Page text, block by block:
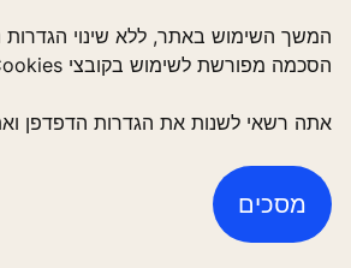
המשך השימוש באתר, ללא שינוי הגדרות
הסכמה מפורשת לשימוש בקובצי Cookies.
אתה רשאי לשנות את הגדרות הדפדפן
מסכים
Follow us
פתרונות לבניינים רבי קומות